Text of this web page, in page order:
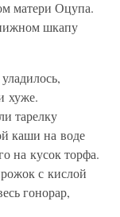
матери Оцупа.
шкапу
хуже.
тарелку
каши на воде
на кусок торфа.
с кислой
гонорар,